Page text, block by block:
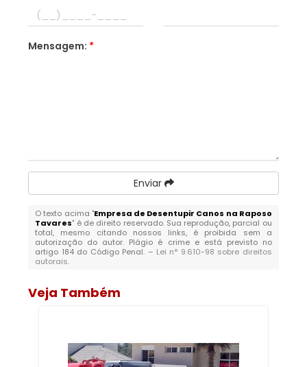
Mensagem: *
Enviar
O texto acima "Empresa de Desentupir Canos na Raposo
Tavares" é de direito reservado. Sua reprodução, parcial ou
total, mesmo citando nossos links, é proibida sem a
autorização do autor. Plágio é crime e está previsto no
artigo 184 do Código Penal. – Lei n° 9.610-98 sobre direitos
autorais.
Veja Também